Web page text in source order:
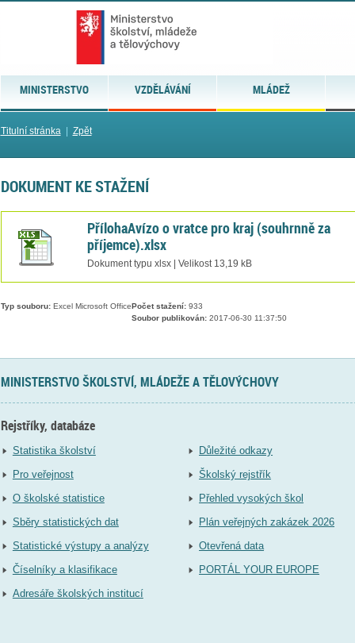
MINISTERSTVO VZDĚLÁVÁNÍ MLÁDEŽ
Titulní stránka| Zpět
DOKUMENT KE STAŽENÍ
PřílohaAvízo o vratce pro kraj (souhrnně za
příjemce).xlsx
Dokument typu xlsx | Velikost 13,19 kB
Typ souboru:Excel Microsoft Office Počet stažení:933
Soubor publikován:2017-06-30 11:37:50
MINISTERSTVO ŠKOLSTVÍ, MLÁDEŽE A TĚLOVÝCHOVY
Rejstříky, databáze
Statistika školství
Pro veřejnost
O školské statistice
Sběry statistických dat
Statistické výstupy a analýzy
Číselníky a klasifikace
Adresáře školských institucí
Důležité odkazy
Školský rejstřík
Přehled vysokých škol
Plán veřejných zakázek 2026
Otevřená data
PORTÁL YOUR EUROPE